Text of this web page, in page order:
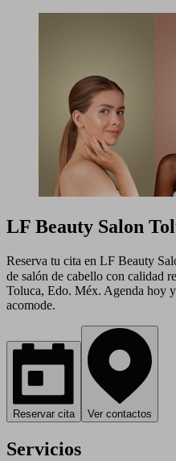
LF Beauty Salon
Reserva tu cita en LF Beauty
de salón de cabello con calidad
Toluca, Edo. Méx. Agenda hoy
acomode.
Reservar cita Ver contactos
Servicios